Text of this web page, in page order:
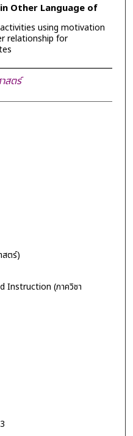
Other Language of
using motivation
relationship for
สตร์
ตร์)
Instruction (ภาควิชา